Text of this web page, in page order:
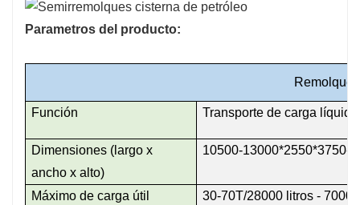
Parametros del producto:
Remolque
Función Transporte de carga
Dimensiones (largo x
ancho x alto)
10500-13000*2550*3750-
Máximo de carga útil 30-70T/28000 litros -